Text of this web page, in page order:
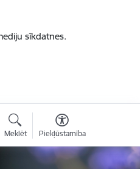
sīkdatnes.
Meklēt Piekļūstamība